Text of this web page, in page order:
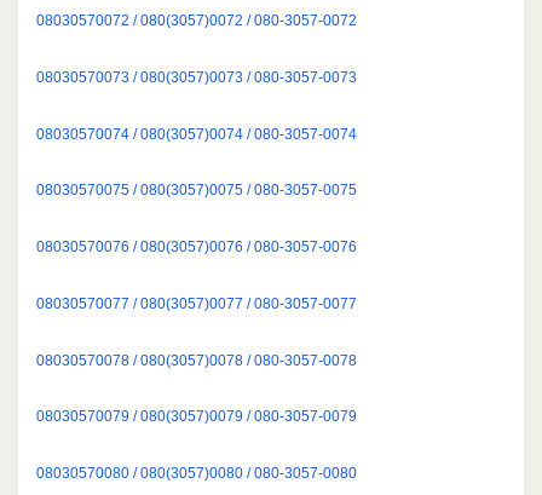
08030570072 / 080(3057)0072 / 080-3057-0072
08030570073 / 080(3057)0073 / 080-3057-0073
08030570074 / 080(3057)0074 / 080-3057-0074
08030570075 / 080(3057)0075 / 080-3057-0075
08030570076 / 080(3057)0076 / 080-3057-0076
08030570077 / 080(3057)0077 / 080-3057-0077
08030570078 / 080(3057)0078 / 080-3057-0078
08030570079 / 080(3057)0079 / 080-3057-0079
08030570080 / 080(3057)0080 / 080-3057-0080